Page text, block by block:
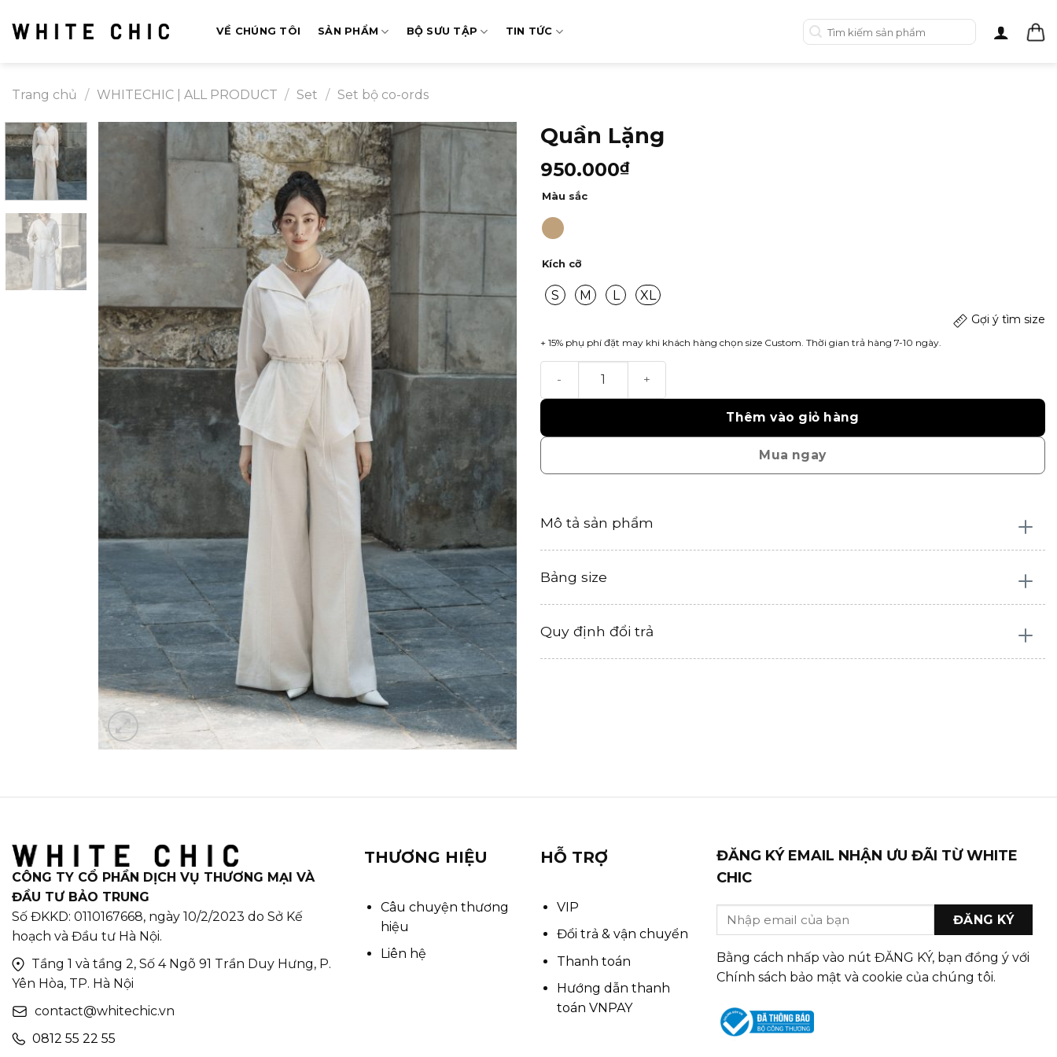
qua
VỀ CHÚNG TÔI SẢN PHẨM BỘ SƯU TẬP TIN TỨC
Tìm
kiếm:
Trang chủ / WHITECHIC | ALL PRODUCT / Set / Set bộ co-ords
Quần Lặng
950.000₫
Màu sắc
Kích cỡ
S M L XL
+ 15% phụ phí đặt may khi khách hàng chọn size Custom. Thời gian trả hàng 7-10 ngày.
Gợi ý tìm size
Thêm vào giỏ hàng
Mua ngay
Mô tả sản phẩm
Bảng size
Quy định đổi trả
CÔNG TY CỔ PHẦN DỊCH VỤ THƯƠNG MẠI VÀ
ĐẦU TƯ BẢO TRUNG
Số ĐKKD: 0110167668, ngày 10/2/2023 do Sở Kế
hoạch và Đầu tư Hà Nội.
Tầng 1 và tầng 2, Số 4 Ngõ 91 Trần Duy Hưng, P.
Yên Hòa, TP. Hà Nội
contact@whitechic.vn
0812 55 22 55
THƯƠNG HIỆU
Câu chuyện thương
hiệu
Liên hệ
HỖ TRỢ
VIP
Đổi trả & vận chuyển
Thanh toán
Hướng dẫn thanh
toán VNPAY
ĐĂNG KÝ EMAIL NHẬN ƯU ĐÃI TỪ WHITE
CHIC
Bằng cách nhấp vào nút ĐĂNG KÝ, bạn đồng ý với
Chính sách bảo mật và cookie của chúng tôi.